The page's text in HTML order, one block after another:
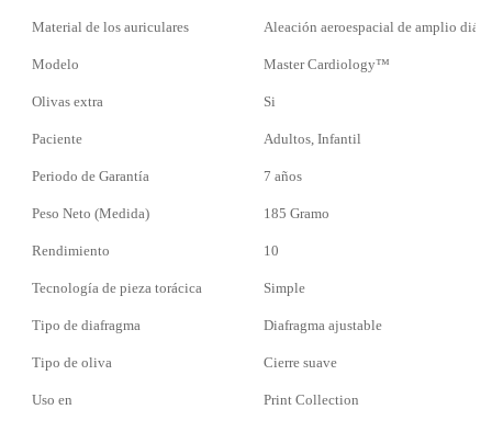
Material de los auriculares Aleación aeroespacial de amplio
Modelo Master Cardiology™
Olivas extra Si
Paciente Adultos, Infantil
Periodo de Garantía 7 años
Peso Neto (Medida) 185 Gramo
Rendimiento 10
Tecnología de pieza torácica Simple
Tipo de diafragma Diafragma ajustable
Tipo de oliva Cierre suave
Uso en Print Collection